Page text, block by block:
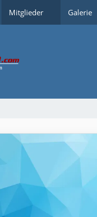
Mitglieder Galerie